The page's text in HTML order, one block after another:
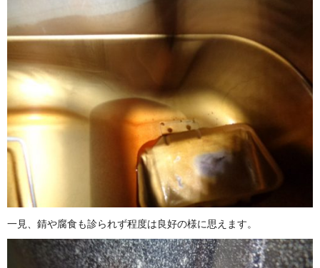
一見、錆や腐食も診られず程度は良好の様に思えます。